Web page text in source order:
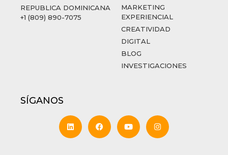
REPUBLICA DOMINICANA
+1 (809) 890-7075
MARKETING
EXPERIENCIAL
CREATIVIDAD
DIGITAL
BLOG
INVESTIGACIONES
SÍGANOS